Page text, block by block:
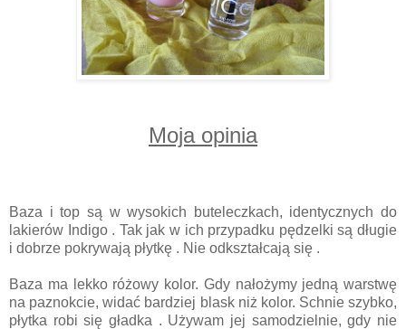
Moja opinia
Baza i top są w wysokich buteleczkach, identycznych do
lakierów Indigo . Tak jak w ich przypadku pędzelki są długie
i dobrze pokrywają płytkę . Nie odkształcają się .
Baza ma lekko różowy kolor. Gdy nałożymy jedną warstwę
na paznokcie, widać bardziej blask niż kolor. Schnie szybko,
płytka robi się gładka . Używam jej samodzielnie, gdy nie